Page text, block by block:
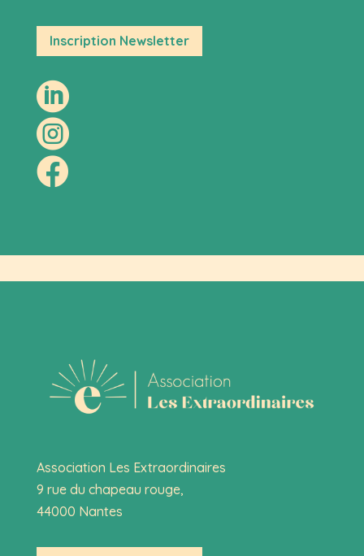
Inscription Newsletter



Association Les Extraordinaires
9 rue du chapeau rouge,
44000 Nantes